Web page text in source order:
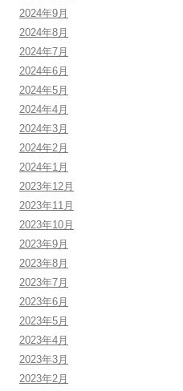
2024年9月
2024年8月
2024年7月
2024年6月
2024年5月
2024年4月
2024年3月
2024年2月
2024年1月
2023年12月
2023年11月
2023年10月
2023年9月
2023年8月
2023年7月
2023年6月
2023年5月
2023年4月
2023年3月
2023年2月